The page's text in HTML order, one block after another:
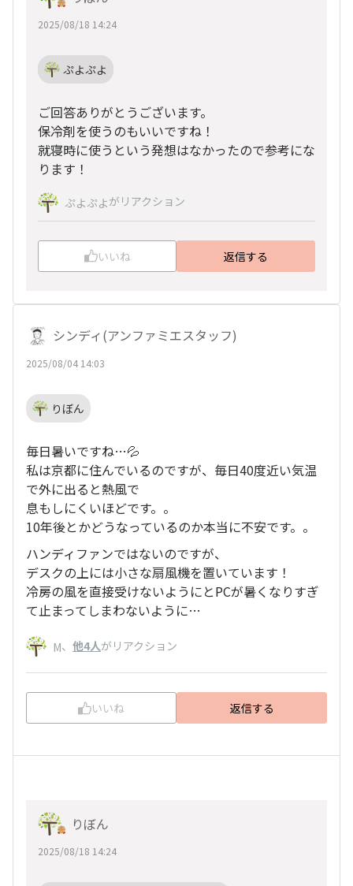
2025/08/18 14:24
ぷよぷよ
ご回答ありがとうございます。
保冷剤を使うのもいいですね！
就寝時に使うという発想はなかったので参考にな
ります！
ぷよぷよがリアクション
いいね 返信する
シンディ(アンファミエスタッフ)
2025/08/04 14:03
りぼん
毎日暑いですね…💦
私は京都に住んでいるのですが、毎日40度近い気温
で外に出ると熱風で
息もしにくいほどです。。
10年後とかどうなっているのか本当に不安です。。
ハンディファンではないのですが、
デスクの上には小さな扇風機を置いています！
冷房の風を直接受けないようにとPCが暑くなりすぎ
て止まってしまわないように…
М、 他4人がリアクション
いいね 返信する
りぼん
2025/08/18 14:24